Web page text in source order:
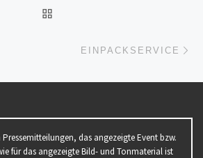
EINPACKSERVICE
das angezeigte Event bzw.
für das angezeigte Bild- und Tonmaterial ist